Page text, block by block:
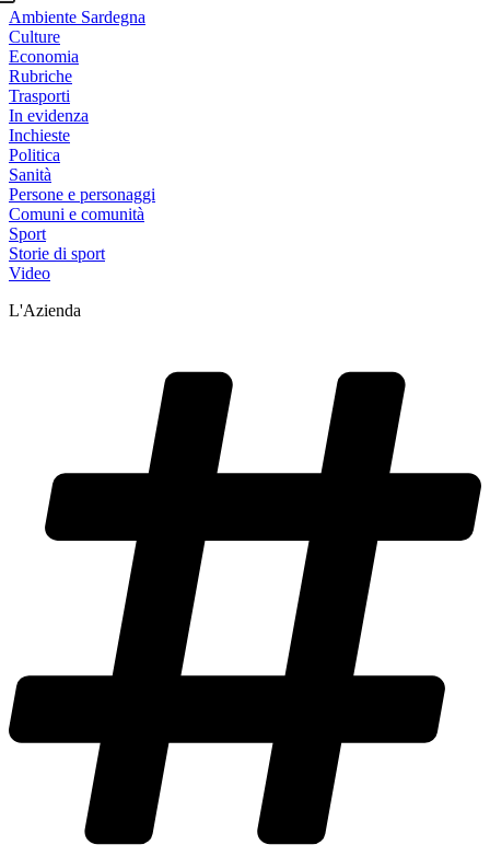
Ambiente Sardegna
Culture
Economia
Rubriche
Trasporti
In evidenza
Inchieste
Politica
Sanità
Persone e personaggi
Comuni e comunità
Sport
Storie di sport
Video
L'Azienda